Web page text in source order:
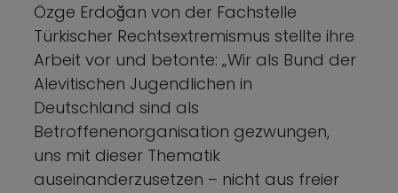
Özge Erdoğan von der Fachstelle
Türkischer Rechtsextremismus stellte ihre
Arbeit vor und betonte: „Wir als Bund der
Alevitischen Jugendlichen in
Deutschland sind als
Betroffenenorganisation gezwungen,
uns mit dieser Thematik
auseinanderzusetzen – nicht aus freier